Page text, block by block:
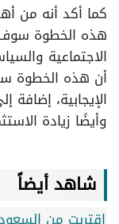
هذه الخطوة سوف
الاجتماعية
أن هذه الخطوة
الإيجابية، إضافة
وأيضًا زيادة
شاهد أيضاً